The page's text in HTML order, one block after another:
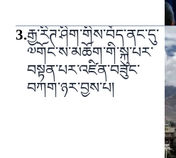
3.རྒྱ་རིཊ་ཤིག་གིས་བོད་ནང་དུ་
༧གོང་ས་མཆོག་གི་སྐུ་པར་
བསྟན་པར་འཛིན་བཟུང་
བཀག་ཉར་བྱས་པ།